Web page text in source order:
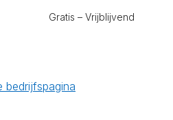
Gratis – Vrijblijvend
bedrijfspagina